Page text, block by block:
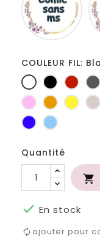
ms
COULEUR FIL:
BlancNoir
RoseJaune
d'or
jaune
Bleu
roi
Bleu
Quantité

 En stock
ajouter pour